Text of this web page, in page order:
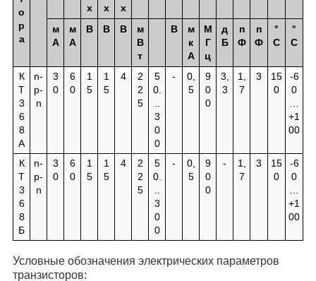
о
р
а
x
x
x
м
А
м
А
В В В
м
В
т
В
м
к
А
М
Г
ц
д
Б
п
Ф
п
Ф
°
С
°
С
К
Т
3
6
8
А
n-
p-
n
3
0
6
0
1
5
1
5
4
2
2
5
5
0.
..
3
0
0
-
0,
5
9
0
0
3,
3
1,
7
3
15
0
-6
0
…
+1
00
К
Т
3
6
8
Б
n-
p-
n
3
0
6
0
1
5
1
5
4
2
2
5
5
0.
..
3
0
0
-
0,
5
9
0
0
-
1,
7
3
15
0
-6
0
…
+1
00
Условные обозначения электрических параметров
транзисторов: